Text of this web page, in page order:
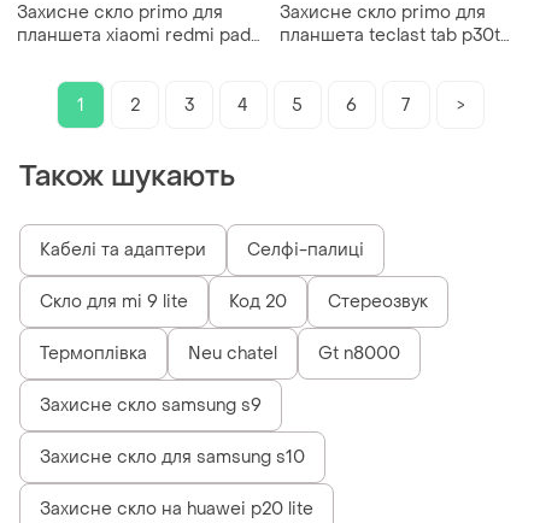
Захисне скло primo для
планшета xiaomi redmi pad
Захисне скло primo для
планшета teclast tab p30t
1 2 3 4 5 6 7 >
Також шукають
Кабелі та адаптери Селфі-палиці
Скло для mi 9 lite Код 20 Стереозвук
Термоплівка Neu chatel Gt n8000
Захисне скло samsung s9
Захисне скло для samsung s10
Захисне скло на huawei p20 lite